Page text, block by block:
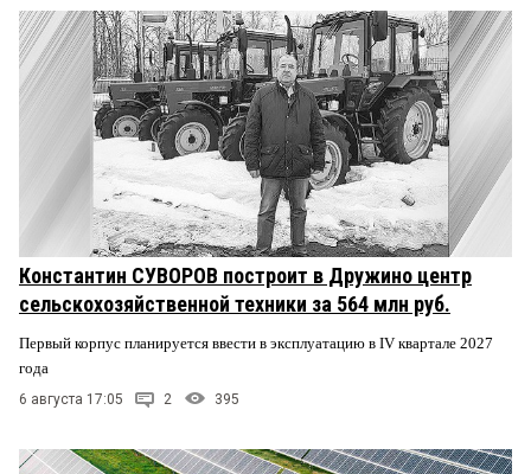
Константин СУВОРОВ построит в Дружино центр
сельскохозяйственной техники за 564 млн руб.
Первый корпус планируется ввести в эксплуатацию в IV квартале 2027
года
6 августа 17:05 2 395